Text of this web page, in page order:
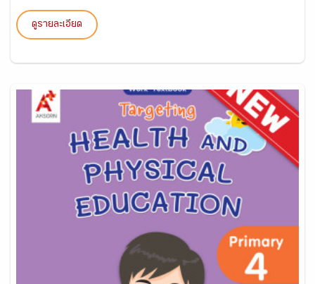
ดูรายละเอียด